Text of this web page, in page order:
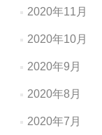
2020年11月
2020年10月
2020年9月
2020年8月
2020年7月